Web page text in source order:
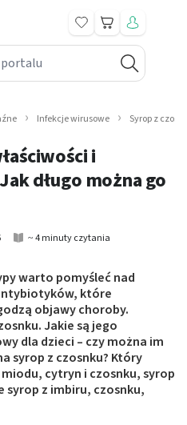
Koszyk
Infekcje wirusowe Syrop z
i
długo można go
~ 4 minuty czytania
warto pomyśleć nad
które
objawy choroby.
Jakie są jego
dla dzieci – czy można im
syrop z czosnku? Który
cytryn i czosnku, syrop
syrop z imbiru, czosnku,